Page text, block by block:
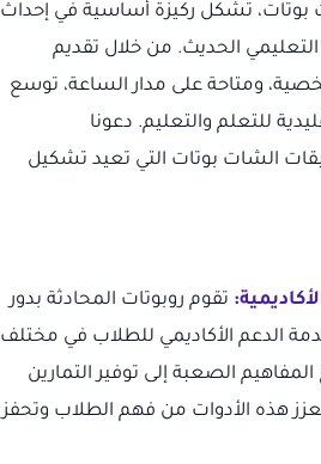
بوتات، تشكل ركيزة أساسية في إحداث
الحديث. من خلال تقديم
ومتاحة على مدار الساعة، توسع
للتعلم والتعليم. دعونا
الشات بوتات التي تعيد تشكيل
تقوم روبوتات المحادثة بدور
الدعم الأكاديمي للطلاب في مختلف
الصعبة إلى توفير التمارين
هذه الأدوات من فهم الطلاب وتحفز